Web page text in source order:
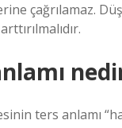
çağrılamaz.
ters anlamı